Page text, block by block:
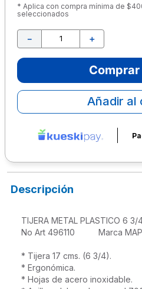
* Aplica con compra mínima de
seleccionados
＋
－
Añadir al
Descripción
TIJERA METAL PLASTICO 6 3/
No Art 496110          Marca
* Tijera 17 cms. (6 3/4).
* Ergonómica.
* Hojas de acero inoxidable.